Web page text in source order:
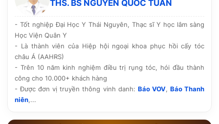
hồi của khách hàng và chính sách bảo hành, chăm sóc
THS. BS NGUYỄN QUỐC TUẤN
- Tốt nghiệp Đại Học Y Thái Nguyên, Thạc sĩ Y học lâm sàng
Học Viện Quân Y
- Là thành viên của Hiệp hội ngoại khoa phục hồi cấy tóc
châu Á (AAHRS)
- Trên 10 năm kinh nghiệm điều trị rụng tóc, hói đầu thành
công cho 10.000+ khách hàng
- Được đơn vị truyền thông vinh danh: Báo VOV, Báo Thanh
niên,...